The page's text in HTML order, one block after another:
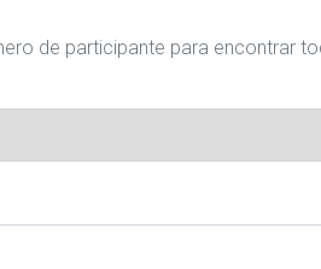
de participante para encontrar